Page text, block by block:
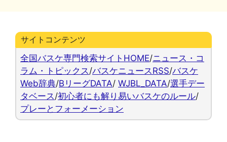
サイトコンテンツ
全国バスケ専門検索サイトHOME/ニュース・コ
ラム・トピックス /バスケニュースRSS/バスケ
Web辞典/BリーグDATA/ WJBL_DATA/選手デー
タベース /初心者にも解り易いバスケのルール/
プレーとフォーメーション